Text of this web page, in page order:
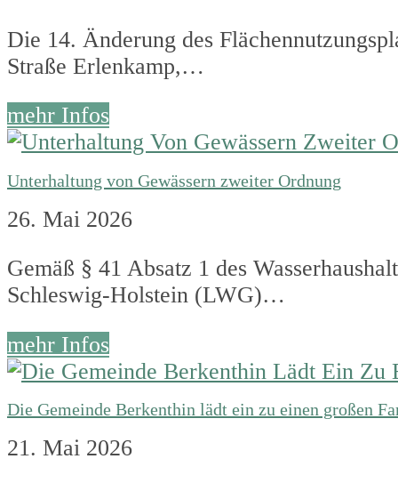
Die 14. Änderung des
Straße Erlenkamp,…
mehr Infos
Unterhaltung von Gewässern zweiter Ordnung
26. Mai 2026
Gemäß § 41 Absatz 1 des
Schleswig-Holstein (LWG)…
mehr Infos
Die Gemeinde Berkenthin lädt ein zu einen großen
21. Mai 2026